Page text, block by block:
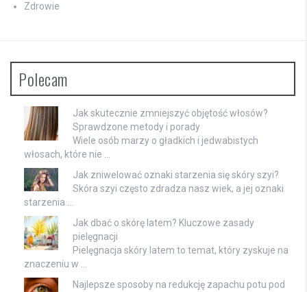
Zdrowie
Polecam
Jak skutecznie zmniejszyć objętość włosów?
Sprawdzone metody i porady
Wiele osób marzy o gładkich i jedwabistych
włosach, które nie …
Jak zniwelować oznaki starzenia się skóry szyi?
Skóra szyi często zdradza nasz wiek, a jej oznaki
starzenia …
Jak dbać o skórę latem? Kluczowe zasady
pielęgnacji
Pielęgnacja skóry latem to temat, który zyskuje na
znaczeniu w …
Najlepsze sposoby na redukcję zapachu potu pod